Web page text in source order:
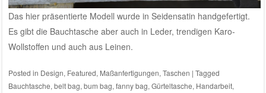
Das hier präsentierte Modell wurde in Seidensatin handgefertigt.
Es gibt die Bauchtasche aber auch in Leder, trendigen Karo-
Wollstoffen und auch aus Leinen.
Posted in Design, Featured, Maßanfertigungen, Taschen | Tagged
Bauchtasche, belt bag, bum bag, fanny bag, Gürteltasche, Handarbeit,